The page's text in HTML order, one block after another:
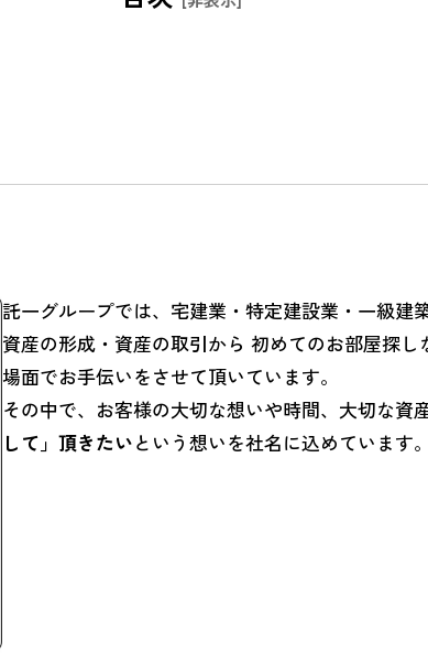
託一グループでは、宅建業・特定建設業・一級建
資産の形成・資産の取引から 初めてのお部屋探
場面でお手伝いをさせて頂いています。
その中で、お客様の大切な想いや時間、大切な資
して」頂きたいという想いを社名に込めています